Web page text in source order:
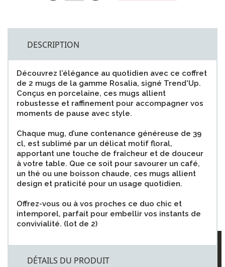
DESCRIPTION
Découvrez l’élégance au quotidien avec ce coffret
de 2 mugs de la gamme Rosalia, signé Trend'Up.
Conçus en porcelaine, ces mugs allient
robustesse et raffinement pour accompagner vos
moments de pause avec style.
Chaque mug, d’une contenance généreuse de 39
cl, est sublimé par un délicat motif floral,
apportant une touche de fraîcheur et de douceur
à votre table. Que ce soit pour savourer un café,
un thé ou une boisson chaude, ces mugs allient
design et praticité pour un usage quotidien.
Offrez-vous ou à vos proches ce duo chic et
intemporel, parfait pour embellir vos instants de
convivialité. (lot de 2)
DÉTAILS DU PRODUIT